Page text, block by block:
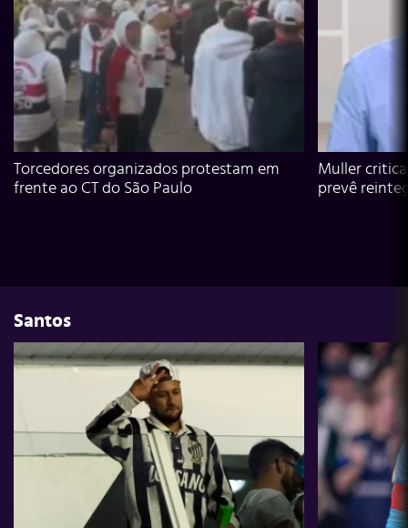
Torcedores organizados protestam em
frente ao CT do São Paulo
Muller
prevê
Santos